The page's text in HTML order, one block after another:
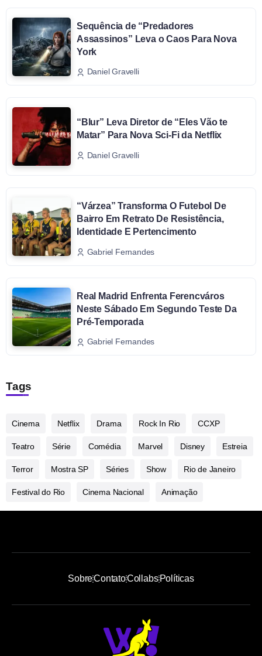
Sequência de “Predadores
Assassinos” Leva o Caos Para Nova
York
Daniel Gravelli
“Blur” Leva Diretor de “Eles Vão te
Matar” Para Nova Sci-Fi da Netflix
Daniel Gravelli
“Várzea” Transforma O Futebol De
Bairro Em Retrato De Resistência,
Identidade E Pertencimento
Gabriel Fernandes
Real Madrid Enfrenta Ferencváros
Neste Sábado Em Segundo Teste Da
Pré-Temporada
Gabriel Fernandes
Tags
Cinema Netflix Drama Rock In Rio CCXP
Teatro Série Comédia Marvel Disney Estreia
Terror Mostra SP Séries Show Rio de Janeiro
Festival do Rio Cinema Nacional Animação
SobreContatoCollabsPolíticas